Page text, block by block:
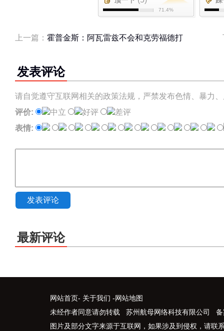
71.4%
上一篇： 霍普金斯：阿瓦雷兹不会和克劳福德打
发表评论
请自觉遵守互联网相关的政策法规，严禁发布色情、暴力
评价:
中立 好评
差评
表情:
发表评论
最新评论
网站首页- 关于我们 -网站地图
未经作者同意请勿转载 苏州航母网络科技有限公司 备
图片及部分文字来源于互联网，如果涉及到侵权，请联